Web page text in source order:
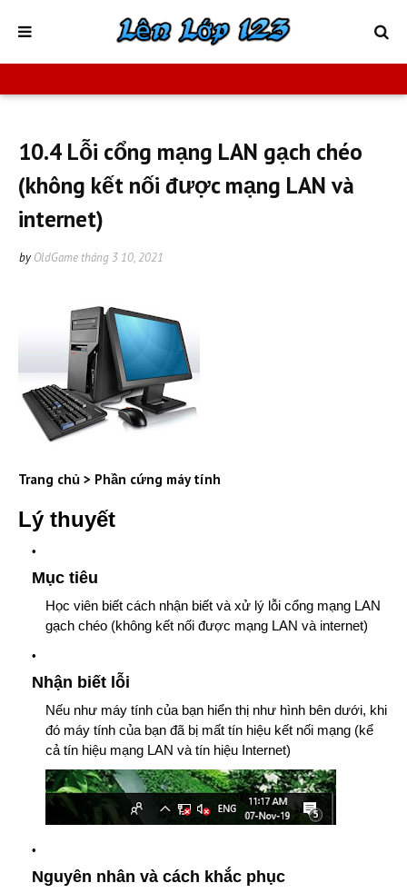
10.4 Lỗi cổng mạng LAN gạch chéo
(không kết nối được mạng LAN và
internet)
by OldGame tháng 3 10, 2021
Trang chủ > Phần cứng máy tính
Lý thuyết
Mục tiêu
Học viên biết cách nhận biết và xử lý lỗi cổng mạng LAN
gạch chéo (không kết nối được mạng LAN và internet)
Nhận biết lỗi
Nếu như máy tính của bạn hiển thị như hình bên dưới, khi
đó máy tính của bạn đã bị mất tín hiệu kết nối mạng (kể
cả tín hiệu mạng LAN và tín hiệu Internet)
Nguyên nhân và cách khắc phục